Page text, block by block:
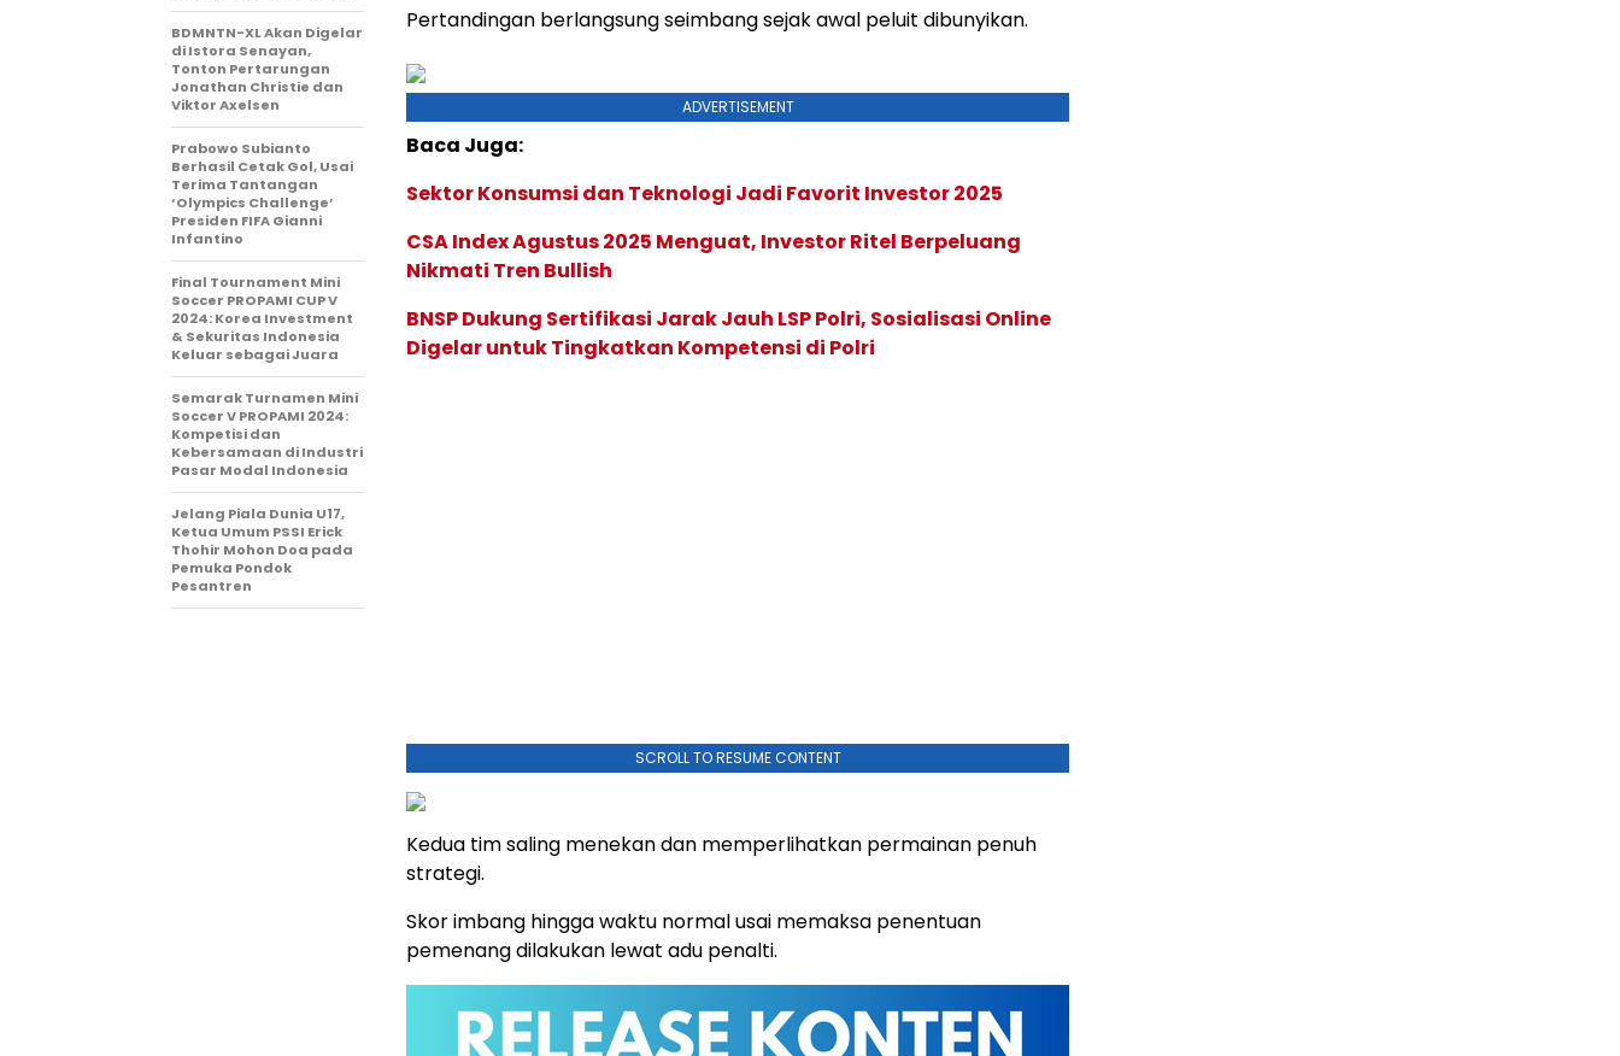
Pertandingan berlangsung seimbang sejak awal peluit dibunyikan.
ADVERTISEMENT
Baca Juga:
Sektor Konsumsi dan Teknologi Jadi Favorit Investor 2025
CSA Index Agustus 2025 Menguat, Investor Ritel Berpeluang
Nikmati Tren Bullish
BNSP Dukung Sertifikasi Jarak Jauh LSP Polri, Sosialisasi Online
Digelar untuk Tingkatkan Kompetensi di Polri
SCROLL TO RESUME CONTENT
Kedua tim saling menekan dan memperlihatkan permainan penuh
strategi.
Skor imbang hingga waktu normal usai memaksa penentuan
pemenang dilakukan lewat adu penalti.
BDMNTN-XL Akan Digelar
di Istora Senayan,
Tonton Pertarungan
Jonathan Christie dan
Viktor Axelsen
Prabowo Subianto
Berhasil Cetak Gol, Usai
Terima Tantangan
‘Olympics Challenge’
Presiden FIFA Gianni
Infantino
Final Tournament Mini
Soccer PROPAMI CUP V
2024: Korea Investment
& Sekuritas Indonesia
Keluar sebagai Juara
Semarak Turnamen Mini
Soccer V PROPAMI 2024:
Kompetisi dan
Kebersamaan di Industri
Pasar Modal Indonesia
Jelang Piala Dunia U17,
Ketua Umum PSSI Erick
Thohir Mohon Doa pada
Pemuka Pondok
Pesantren